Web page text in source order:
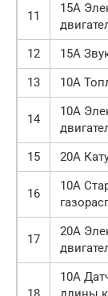
11
15A
12
15A
13
10A
14
10A
15
20A
16
10A
17
20A
10A